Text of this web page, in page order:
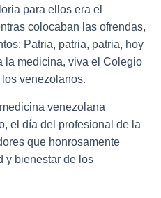
para ellos era el
colocaban las ofrendas,
Patria, patria, patria, hoy
la medicina, viva el Colegio
venezolanos.
venezolana
el día del profesional de la
que honrosamente
y bienestar de los